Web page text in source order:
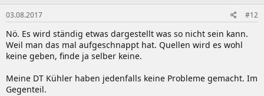
03.08.2017 #12
Nö. Es wird ständig etwas dargestellt was so nicht sein kann.
Weil man das mal aufgeschnappt hat. Quellen wird es wohl
keine geben, finde ja selber keine.
Meine DT Kühler haben jedenfalls keine Probleme gemacht. Im
Gegenteil.